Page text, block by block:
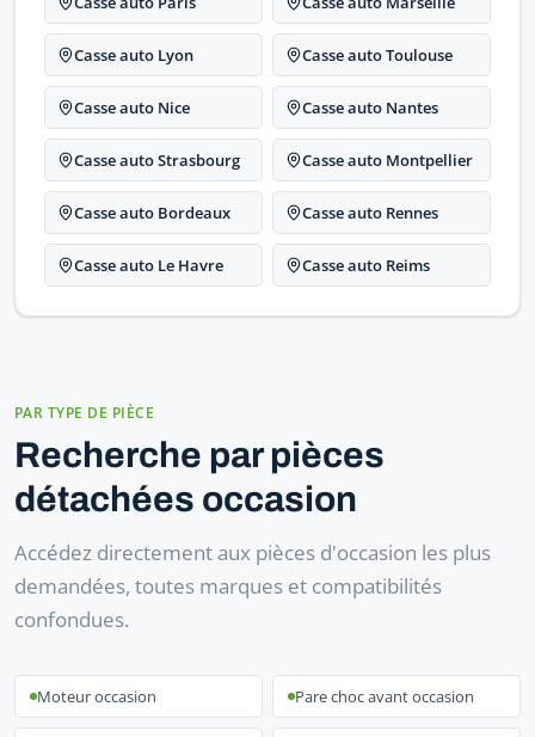
Casse auto Lyon Casse auto Toulouse
Casse auto Nice Casse auto Nantes
Casse auto Strasbourg Casse auto Montpellier
Casse auto Bordeaux Casse auto Rennes
Casse auto Le Havre Casse auto Reims
PAR TYPE DE PIÈCE
Recherche par pièces
détachées occasion
Accédez directement aux pièces d'occasion les plus
demandées, toutes marques et compatibilités
confondues.
Moteur occasion Pare choc avant occasion